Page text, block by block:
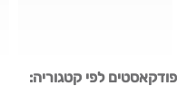
פודקאסטים לפי קטגוריה: